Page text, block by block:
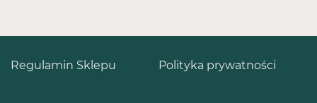
Polityka prywatności
Regulamin Sklepu